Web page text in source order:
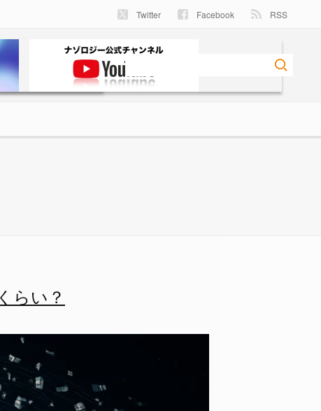
Twitter Facebook RSS
らい？